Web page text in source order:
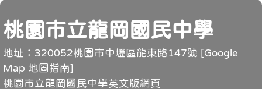
頁尾
桃園市立龍岡國民中學
地址：320052桃園市中壢區龍東路147號 [Google
Map 地圖指南]
桃園市立龍岡國民中學英文版網頁